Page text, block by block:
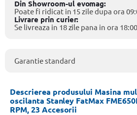
Din Showroom-ul evomag:
Poate fi ridicat in 15 zile dupa ora
Livrare prin curier:
Se livreaza in 18 zile pana in ora 18:00
Garantie standard
Descrierea produsului Masina
oscilanta Stanley FatMax
RPM, 23 Accesorii